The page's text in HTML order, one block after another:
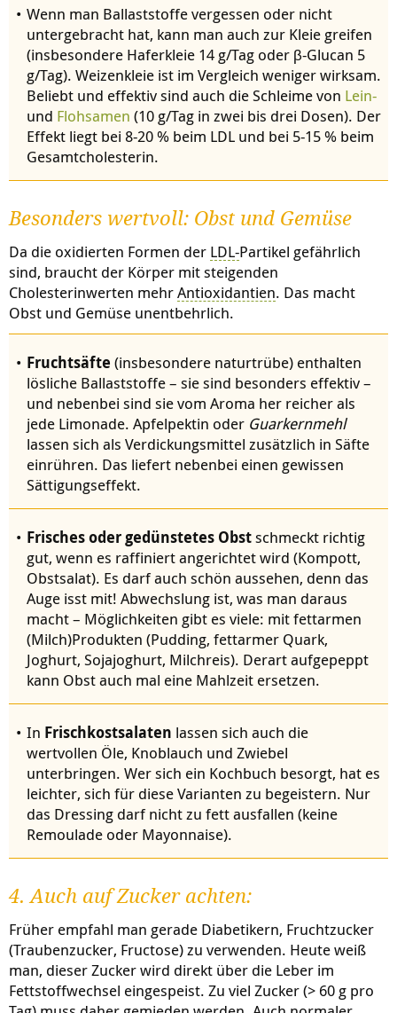
Wenn man Ballaststoffe vergessen oder nicht
untergebracht hat, kann man auch zur Kleie greifen
(insbesondere Haferkleie 14 g/Tag oder β-Glucan 5
g/Tag). Weizenkleie ist im Vergleich weniger wirksam.
Beliebt und effektiv sind auch die Schleime von Lein-
und Flohsamen (10 g/Tag in zwei bis drei Dosen). Der
Effekt liegt bei 8-20 % beim LDL und bei 5-15 % beim
Gesamtcholesterin.
Besonders wertvoll: Obst und Gemüse
Da die oxidierten Formen der LDL-Partikel gefährlich
sind, braucht der Körper mit steigenden
Cholesterinwerten mehrAntioxidantien. Das macht
Obst und Gemüse unentbehrlich.
Fruchtsäfte (insbesondere naturtrübe) enthalten
lösliche Ballaststoffe – sie sind besonders effektiv –
und nebenbei sind sie vom Aroma her reicher als
jede Limonade. Apfelpektin oder Guarkernmehl
lassen sich als Verdickungsmittel zusätzlich in Säfte
einrühren. Das liefert nebenbei einen gewissen
Sättigungseffekt.
Frisches oder gedünstetes Obstschmeckt richtig
gut, wenn es raffiniert angerichtet wird (Kompott,
Obstsalat). Es darf auch schön aussehen, denn das
Auge isst mit! Abwechslung ist, was man daraus
macht – Möglichkeiten gibt es viele: mit fettarmen
(Milch)Produkten (Pudding, fettarmer Quark,
Joghurt, Sojajoghurt, Milchreis). Derart aufgepeppt
kann Obst auch mal eine Mahlzeit ersetzen.
In Frischkostsalaten lassen sich auch die
wertvollen Öle, Knoblauch und Zwiebel
unterbringen. Wer sich ein Kochbuch besorgt, hat es
leichter, sich für diese Varianten zu begeistern. Nur
das Dressing darf nicht zu fett ausfallen (keine
Remoulade oder Mayonnaise).
4. Auch auf Zucker achten:
Früher empfahl man gerade Diabetikern, Fruchtzucker
(Traubenzucker, Fructose) zu verwenden. Heute weiß
man, dieser Zucker wird direkt über die Leber im
Fettstoffwechsel eingespeist. Zu viel Zucker (> 60 g pro